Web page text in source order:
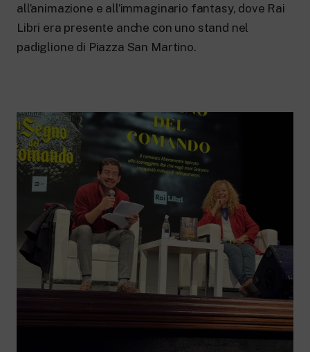
Per le scuole secondarie di I e II grado,
adulti.
all’animazione e all’immaginario fantasy, dove Rai
Libri era presente anche con uno stand nel
padiglione di Piazza San Martino.